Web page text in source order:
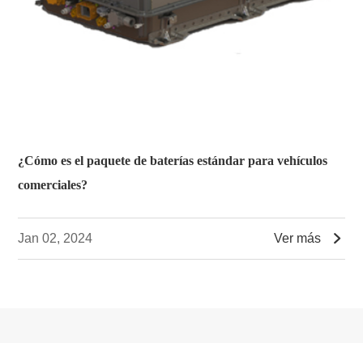
¿Cómo es el paquete de baterías estándar para vehículos
comerciales?
Jan 02, 2024 Ver más 